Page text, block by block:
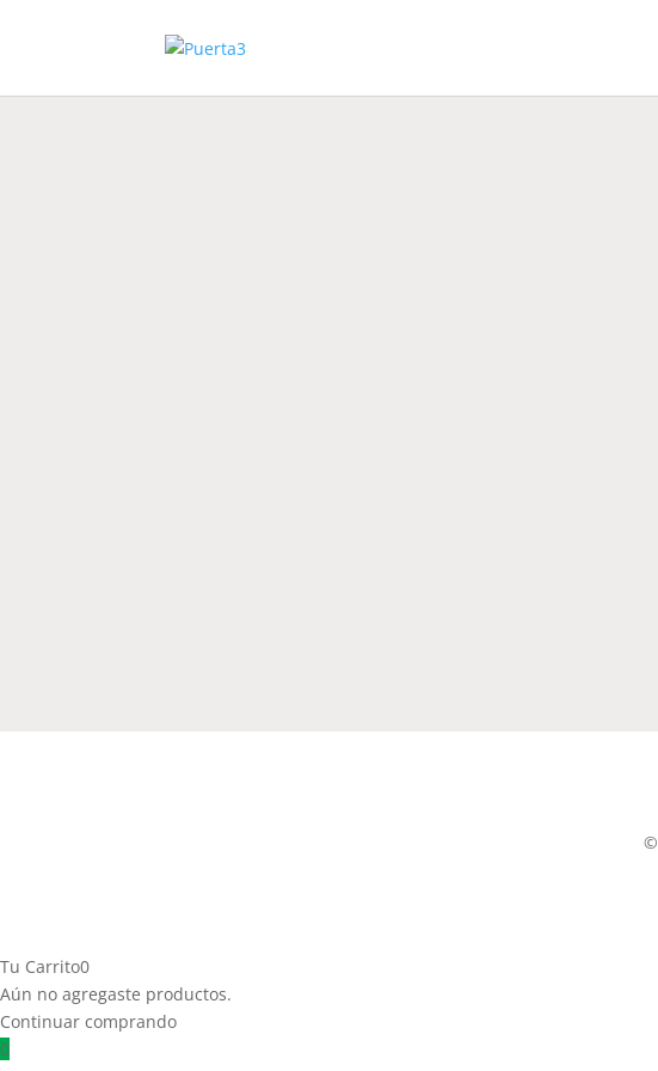
©
Tu Carrito0
Aún no agregaste productos.
Continuar comprando
0